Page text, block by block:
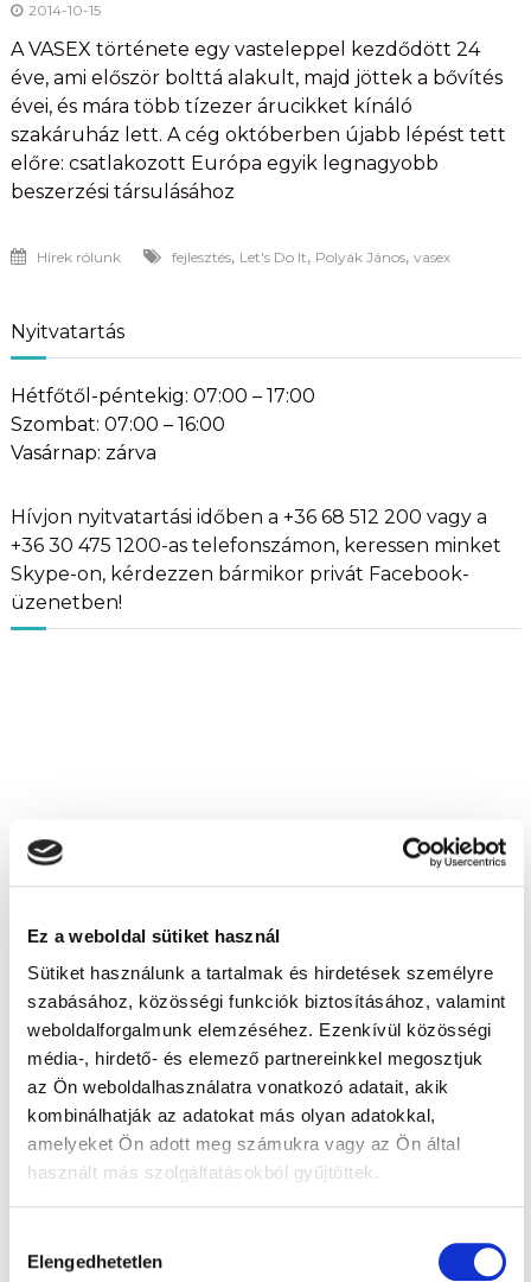
Ez a weboldal sütiket használ
Sütiket használunk a tartalmak és hirdetések személyre
szabásához, közösségi funkciók biztosításához, valamint
weboldalforgalmunk elemzéséhez. Ezenkívül közösségi
média-, hirdető- és elemező partnereinkkel megosztjuk
az Ön weboldalhasználatra vonatkozó adatait, akik
kombinálhatják az adatokat más olyan adatokkal,
amelyeket Ön adott meg számukra vagy az Ön által
használt más szolgáltatásokból gyűjtöttek.
kiválasztása
Elengedhetetlen
2014-10-15
A VASEX története egy vasteleppel kezdődött 24
éve, ami először bolttá alakult, majd jöttek a bővítés
évei, és mára több tízezer árucikket kínáló
szakáruház lett. A cég októberben újabb lépést tett
előre: csatlakozott Európa egyik legnagyobb
beszerzési társulásához
Hírek rólunk fejlesztés, Let's Do It, Polyák János, vasex
Nyitvatartás
Hétfőtől-péntekig: 07:00 – 17:00
Szombat: 07:00 – 16:00
Vasárnap: zárva
Hívjon nyitvatartási időben a +36 68 512 200 vagy a
+36 30 475 1200-as telefonszámon, keressen minket
Skype-on, kérdezzen bármikor privát Facebook-
üzenetben!
Jöjjön be személyesen!
Nézze meg aktuális akcióinkat!